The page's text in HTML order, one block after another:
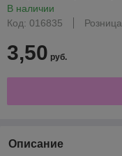
В наличии
Код: 016835
Розница
3,50 руб.
Описание